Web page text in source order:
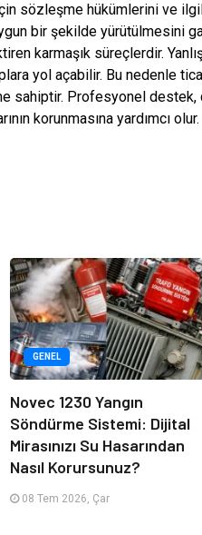
sözleşme hükümlerini ve
bir şekilde yürütülmesini
karmaşık süreçlerdir.
yol açabilir. Bu nedenle
sahiptir. Profesyonel destek,
korunmasına yardımcı olur.
GENEL
Novec 1230 Yangın
Söndürme Sistemi: Dijital
Mirasınızı Su Hasarından
Nasıl Korursunuz?
08 Tem 2026, Çar